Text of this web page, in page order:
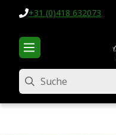
+31 (0)418 632073
Suche